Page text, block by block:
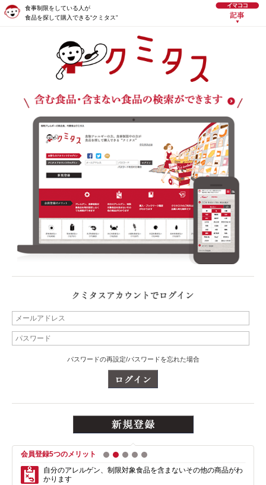
食事制限をしている人が
食品を探して購入できる“クミタス”
パスワードの再設定/パスワードを忘れた場合
会員登録5つのメリット 1 2 3 4
自分のアレルゲン、制限対象食品を含まないその他の商品がわ
かります